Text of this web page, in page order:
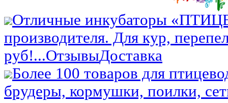
Отличные инкубаторы
производителя. Для кур,
руб!...ОтзывыДоставка
Более 100 товаров для
брудеры, кормушки, поилки,